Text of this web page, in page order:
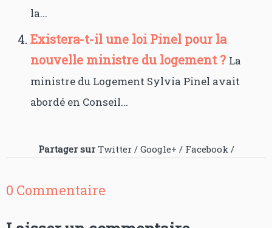
la...
Existera-t-il une loi Pinel pour la
nouvelle ministre du logement ? La
ministre du Logement Sylvia Pinel avait
abordé en Conseil...
Partager sur Twitter / Google+ / Facebook /
0 Commentaire